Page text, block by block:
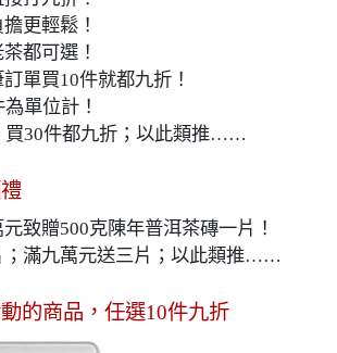
更輕鬆！
都可選！
單買10件就都九折！
單位計！
買30件都九折；以此類推……
致贈500克陳年普洱茶磚一片！
；滿九萬元送三片；以此類推……
的商品，任選10件九折